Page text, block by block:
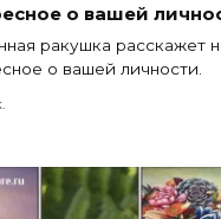
о вашей
ракушка расскажет
о вашей личности.